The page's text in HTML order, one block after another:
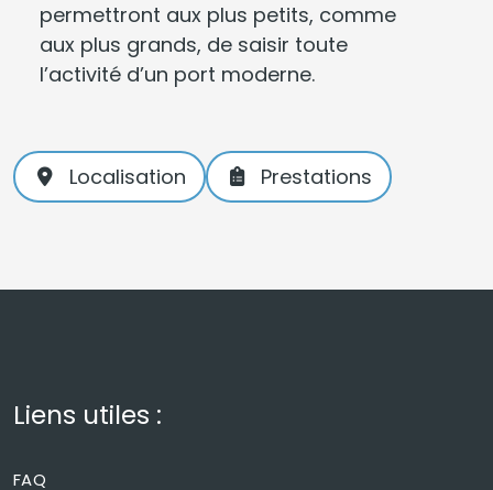
permettront aux plus petits, comme
aux plus grands, de saisir toute
l’activité d’un port moderne.
Localisation Prestations
Liens utiles :
FAQ